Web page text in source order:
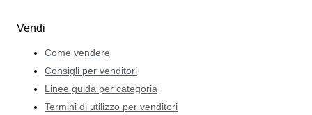
Vendi
Come vendere
Consigli per venditori
Linee guida per categoria
Termini di utilizzo per venditori